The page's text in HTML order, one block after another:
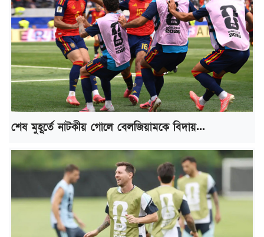
শেষ মুহূর্তে নাটকীয় গোলে বেলজিয়ামকে বিদায়...